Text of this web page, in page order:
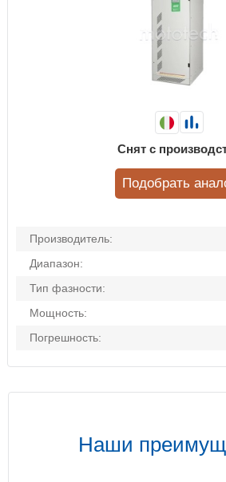
Производитель:
Диапазон:
Тип фазности:
Мощность:
Погрешность:
Снят с
Подобрать
Наши